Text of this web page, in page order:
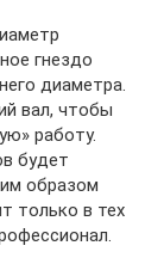
гнездо
диаметра.
вал, чтобы
работу.
будет
образом
только в тех